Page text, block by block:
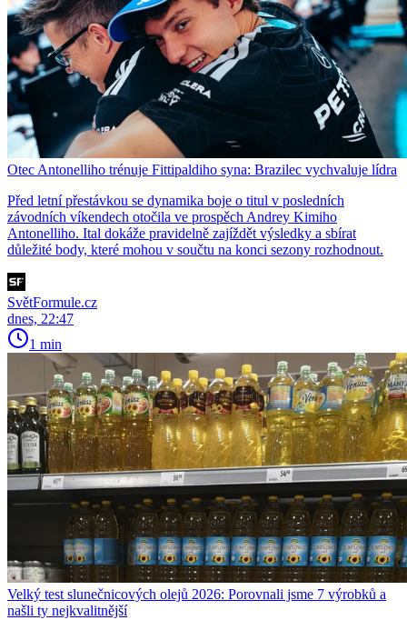
Otec Antonelliho trénuje Fittipaldiho syna: Brazilec vychvaluje lídra
Před letní přestávkou se dynamika boje o titul v posledních
závodních víkendech otočila ve prospěch Andrey Kimiho
Antonelliho. Ital dokáže pravidelně zajíždět výsledky a sbírat
důležité body, které mohou v součtu na konci sezony rozhodnout.
SvětFormule.cz
dnes, 22:47
1 min
Velký test slunečnicových olejů 2026: Porovnali jsme 7 výrobků a
našli ty nejkvalitnější